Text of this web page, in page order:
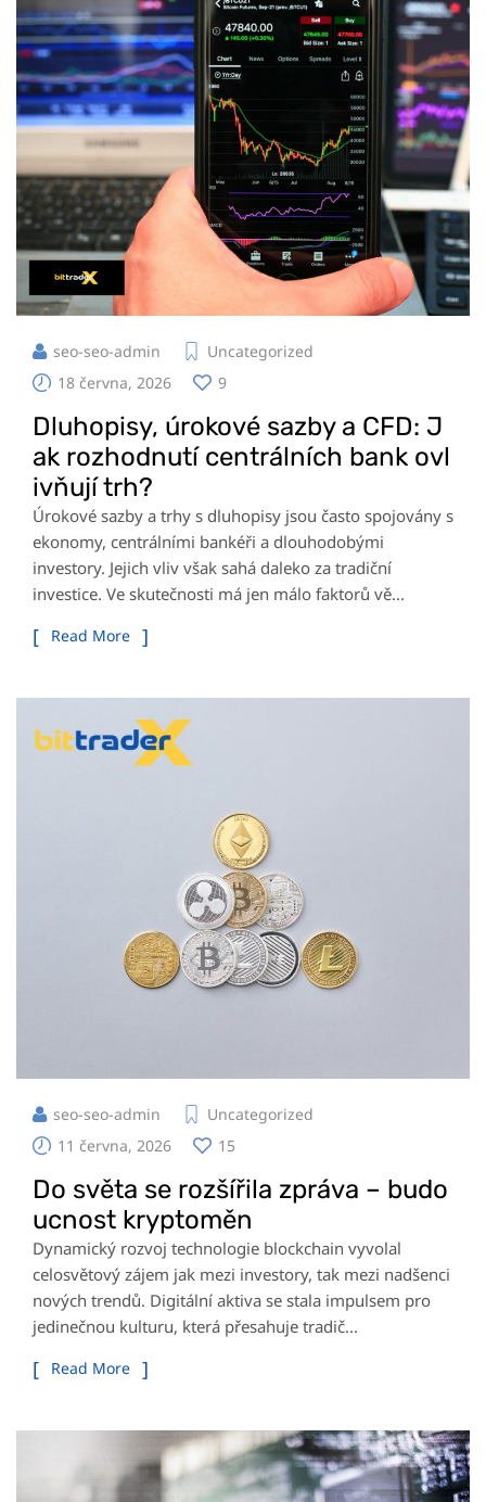
seo-seo-admin
Uncategorized
18 června, 2026
9
Dluhopisy, úrokové sazby a CFD: J
ak rozhodnutí centrálních bank ovl
ivňují trh?
Úrokové sazby a trhy s dluhopisy jsou často spojovány s
ekonomy, centrálními bankéři a dlouhodobými
investory. Jejich vliv však sahá daleko za tradiční
investice. Ve skutečnosti má jen málo faktorů vě...
Read More
seo-seo-admin
Uncategorized
11 června, 2026
15
Do světa se rozšířila zpráva – budo
ucnost kryptoměn
Dynamický rozvoj technologie blockchain vyvolal
celosvětový zájem jak mezi investory, tak mezi nadšenci
nových trendů. Digitální aktiva se stala impulsem pro
jedinečnou kulturu, která přesahuje tradič...
Read More